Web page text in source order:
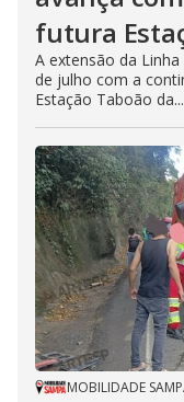
futura
A extensão da
de julho com a
Estação Taboão da...
MOBILIDADE